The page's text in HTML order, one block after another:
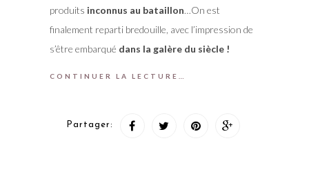
produits inconnus au bataillon…On est
finalement reparti bredouille, avec l’impression de
s’être embarqué dans la galère du siècle !
CONTINUER LA LECTURE…
Partager: